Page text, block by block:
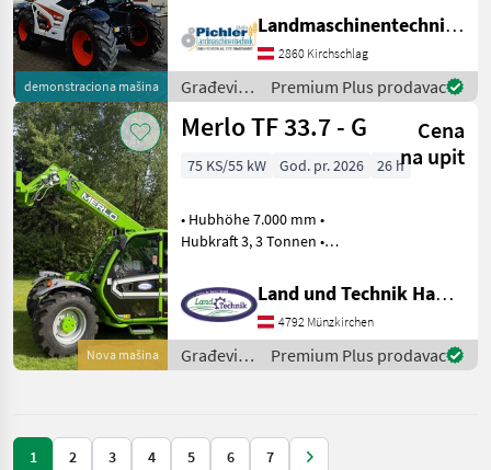
demonstraciona mašina
Hubhöhe - BOBCAT / D34 /
Stage V / 100PS • Paket
AGRI3 • Traktorzulassung •
Getriebe
Landmaschinentechnik Pichler GmbH
2860 Kirchschlag
Građevinski
strojevi /
Bobcat
Premium Plus prodavac
Nova mašina
Merlo TF 33.7 - G
Cena
na upit
75 KS/55 kW God. pr. 2026 26 h
• Hubhöhe 7.000 mm •
Hubkraft 3, 3 Tonnen •
4 Zylinder Kohler Motor mit
75 PS • hydr. Umkehrlüfter •
hydrostatischer
Fahrantrieb el
Land und Technik HandelsgesmbH
4792 Münzkirchen
Građevinski
strojevi /
Premium Plus prodavac
1 2 3 4 5 6 7